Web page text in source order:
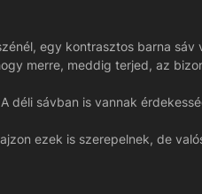
egy kontrasztos barna sáv
merre, meddig terjed, az
déli sávban is vannak
ezek is szerepelnek, de